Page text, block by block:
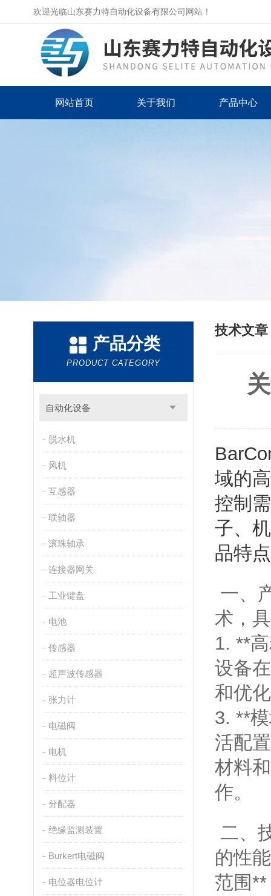
欢迎光临山东赛力特自动化设备有限公司网站！
网站首页 关于我们 产品中心
产品分类
PRODUCT CATEGORY
自动化设备
脱水机
风机
互感器
联轴器
滚珠轴承
连接器网关
工业键盘
电池
传感器
超声波传感器
张力计
电磁阀
电机
料位计
分配器
绝缘监测装置
Burkert电磁阀
电位器电位计
技术文章
域的
控制
子、
品特
一、
术，
1. **
设备
和优
3. **
活配
材料
作。
二、
的性
范围